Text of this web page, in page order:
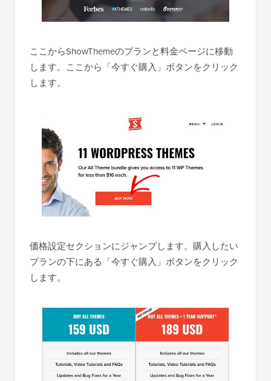
ここからShowThemeのプランと料金ページに移動
します。ここから「今すぐ購入」ボタンをクリック
します。
価格設定セクションにジャンプします。購入したい
プランの下にある「今すぐ購入」ボタンをクリック
します。